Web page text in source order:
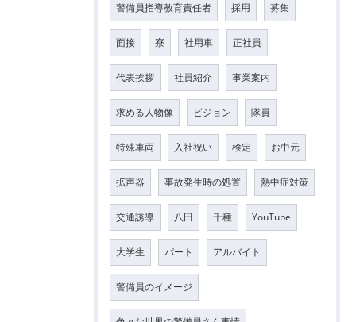
警備員指導教育責任者 採用 募集
面接 寮 社用車 正社員
代表挨拶 社員紹介 事業案内
求める人物像 ビジョン 隊員
特殊車両 入社祝い 検定 お中元
拡声器 事故発生時の処置 熱中症対策
交通誘導 八田 千種 YouTube
大学生 パート アルバイト
警備員のイメージ